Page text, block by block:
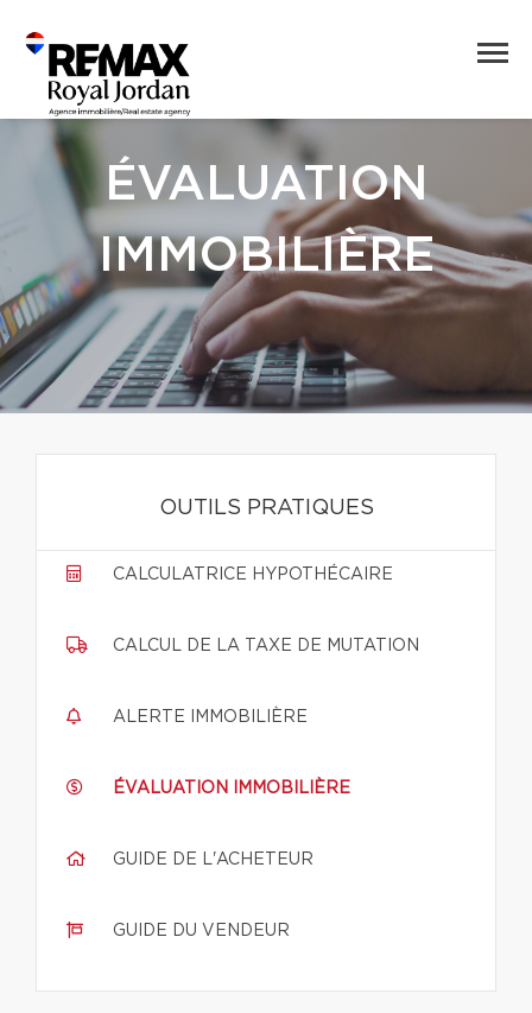
ÉVALUATION
IMMOBILIÈRE
OUTILS PRATIQUES
CALCULATRICE HYPOTHÉCAIRE
CALCUL DE LA TAXE DE MUTATION
ALERTE IMMOBILIÈRE
ÉVALUATION IMMOBILIÈRE
GUIDE DE L'ACHETEUR
GUIDE DU VENDEUR